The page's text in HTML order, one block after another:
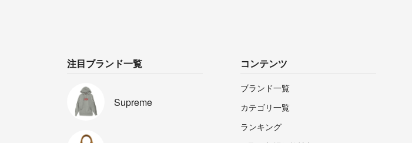
注目ブランド一覧
Supreme
コンテンツ
ブランド一覧
カテゴリ一覧
ランキング